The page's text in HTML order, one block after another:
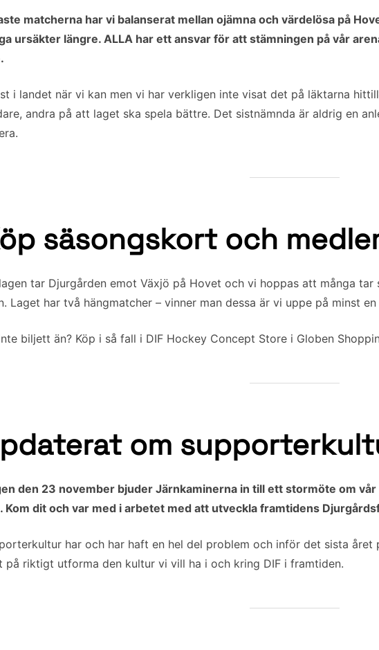
matcherna har vi balanserat mellan ojämna och värdelösa på
ursäkter längre. ALLA har ett ansvar för att stämningen på vår
i landet när vi kan men vi har verkligen inte visat det på läktarna
andra på att laget ska spela bättre. Det sistnämnda är aldrig en
säsongskort och
tar Djurgården emot Växjö på Hovet och vi hoppas att många
Laget har två hängmatcher – vinner man dessa är vi uppe på minst
biljett än? Köp i så fall i DIF Hockey Concept Store i Globen
om
den 23 november bjuder Järnkaminerna in till ett stormöte om
Kom dit och var med i arbetet med att utveckla framtidens
har och har haft en hel del problem och inför det sista
på riktigt utforma den kultur vi vill ha i och kring DIF i framtiden.